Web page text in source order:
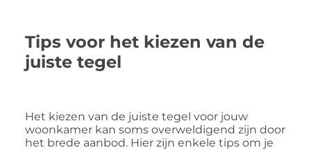
Tips voor het kiezen van de
juiste tegel
Het kiezen van de juiste tegel voor jouw
woonkamer kan soms overweldigend zijn door
het brede aanbod. Hier zijn enkele tips om je